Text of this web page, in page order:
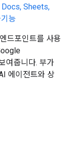
Docs, Sheets,
능
드포인트를 사용
여줍니다. 부가
에이전트와 상